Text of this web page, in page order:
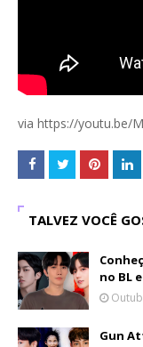
via https://youtu.be/
TALVEZ VOCÊ
no BL
Gun